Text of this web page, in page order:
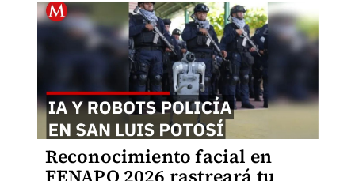
Reconocimiento facial en